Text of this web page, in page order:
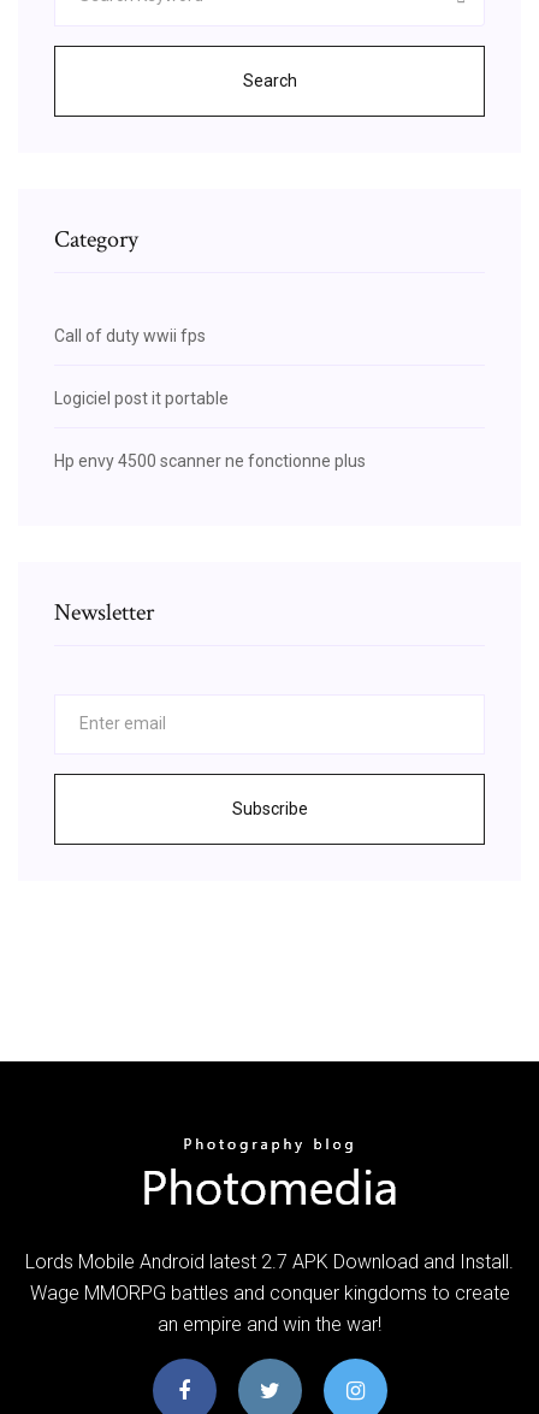
Search
Category
Call of duty wwii fps
Logiciel post it portable
Hp envy 4500 scanner ne fonctionne plus
Newsletter
Subscribe
Lords Mobile Android latest 2.7 APK Download and Install.
Wage MMORPG battles and conquer kingdoms to create
an empire and win the war!